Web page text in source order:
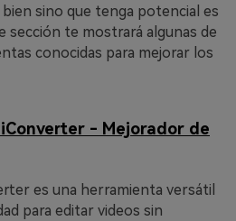
sino que tenga potencial es
sección te mostrará algunas de
conocidas para mejorar los
- Mejorador de
es una herramienta versátil
para editar videos sin